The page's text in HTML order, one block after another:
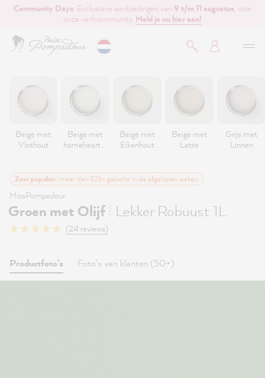
hoofdinhoud
Community Days: Exclusieve aanbiedingen van 9 t/m 11 augustus , voor
onze verfcommunity. Meld je nu hier aan!
Beige met
Vlothout
Beige met
homeheartm
Beige met
Eikenhout
Beige met
Latte
Grijs met
Linnen
Zeer populair: meer dan 526x gekocht in de afgelopen weken.
MissPompadour
Groen met Olijf Lekker Robuust 1L
(24 reviews)
Productfoto's Foto's van klanten (50+)